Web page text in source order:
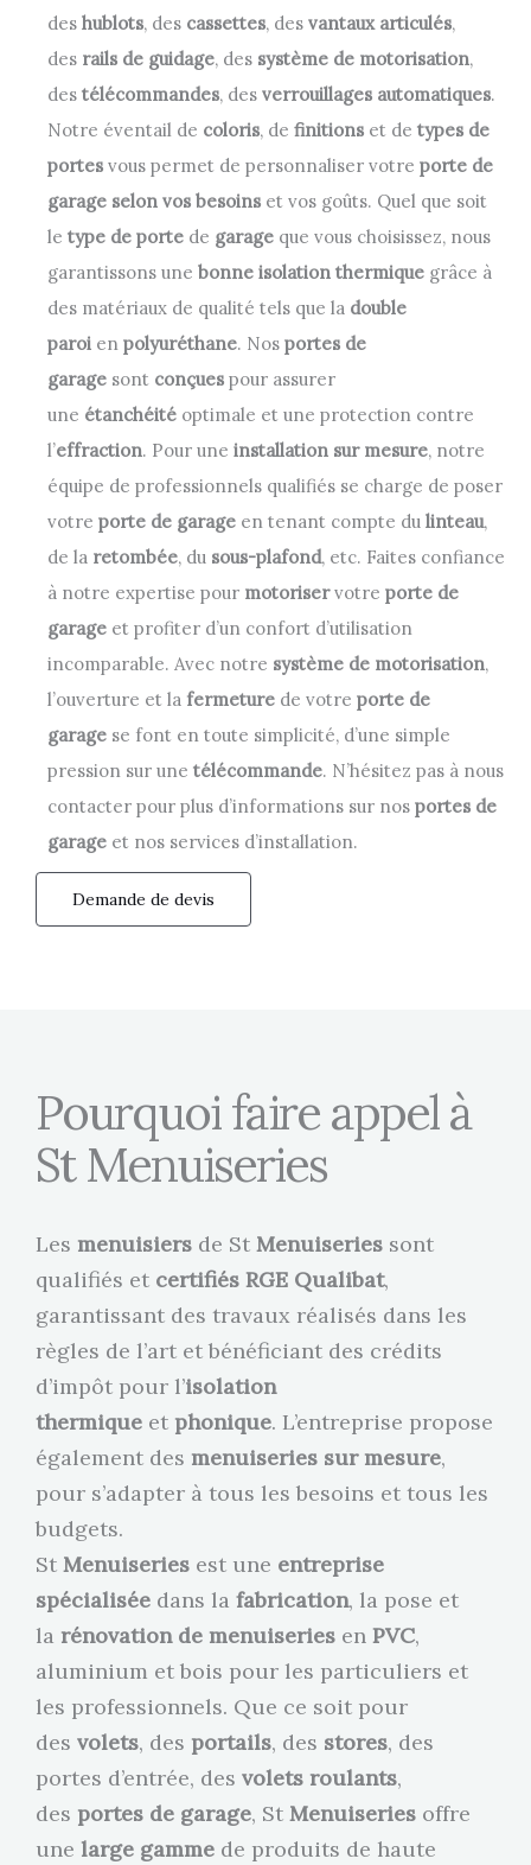
des hublots, des cassettes, des vantaux articulés,
des rails de guidage, des système de motorisation,
des télécommandes, des verrouillages automatiques.
Notre éventail de coloris, de finitions et de types de
portes vous permet de personnaliser votre porte de
garage selon vos besoins et vos goûts. Quel que soit
le type de porte de garage que vous choisissez, nous
garantissons une bonne isolation thermique grâce à
des matériaux de qualité tels que la double
paroi en polyuréthane. Nos portes de
garage sont conçues pour assurer
une étanchéité optimale et une protection contre
l’effraction. Pour une installation sur mesure, notre
équipe de professionnels qualifiés se charge de poser
votre porte de garage en tenant compte du linteau,
de la retombée, du sous-plafond, etc. Faites confiance
à notre expertise pour motoriservotre porte de
garage et profiter d’un confort d’utilisation
incomparable. Avec notre système de motorisation,
l’ouverture et la fermeture de votre porte de
garage se font en toute simplicité, d’une simple
pression sur une télécommande. N’hésitez pas à nous
contacter pour plus d’informations sur nos portes de
garage et nos services d’installation.
Demande de devis
Pourquoi faire appel à
St Menuiseries
Les menuisiers de St Menuiseries sont
qualifiés et certifiés RGE Qualibat,
garantissant des travaux réalisés dans les
règles de l’art et bénéficiant des crédits
d’impôt pour l’isolation
thermique et phonique. L’entreprise propose
également des menuiseries sur mesure,
pour s’adapter à tous les besoins et tous les
budgets.
St Menuiseries est une entreprise
spécialisée dans la fabrication, la pose et
la rénovation de menuiseries en PVC,
aluminium et bois pour les particuliers et
les professionnels. Que ce soit pour
des volets, des portails, des stores, des
portes d’entrée, des volets roulants,
des portes de garage, St Menuiseries offre
une large gamme de produits de haute